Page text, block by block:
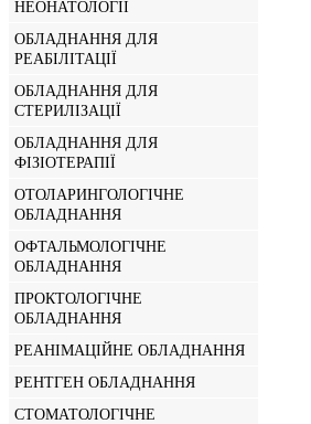
НЕОНАТОЛОГІЇ
ОБЛАДНАННЯ ДЛЯ
РЕАБІЛІТАЦІЇ
ОБЛАДНАННЯ ДЛЯ
СТЕРИЛІЗАЦІЇ
ОБЛАДНАННЯ ДЛЯ
ФІЗІОТЕРАПІЇ
ОТОЛАРИНГОЛОГІЧНЕ
ОБЛАДНАННЯ
ОФТАЛЬМОЛОГІЧНЕ
ОБЛАДНАННЯ
ПРОКТОЛОГІЧНЕ
ОБЛАДНАННЯ
РЕАНІМАЦІЙНЕ ОБЛАДНАННЯ
РЕНТГЕН ОБЛАДНАННЯ
СТОМАТОЛОГІЧНЕ